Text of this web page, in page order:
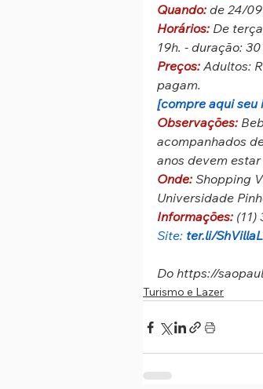
Quando: de 24/
Horários: De
19h. - duração:
Preços: Adultos:
pagam.
[compre aqui seu
Observações:
acompanhados
anos devem
Onde: Shopping
Universidade
Informações: (11)
Site: ter.li/
Do https://
Turismo e Lazer